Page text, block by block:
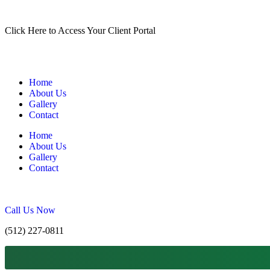
Click Here to Access Your Client Portal
Home
About Us
Gallery
Contact
Home
About Us
Gallery
Contact
Call Us Now
(512) 227-0811